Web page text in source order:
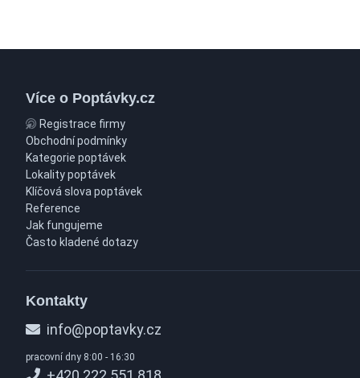
Více o Poptávky.cz
Registrace firmy
Obchodní podmínky
Kategorie poptávek
Lokality poptávek
Klíčová slova poptávek
Reference
Jak fungujeme
Často kladené dotazy
Kontakty
info@poptavky.cz
pracovní dny 8:00 - 16:30